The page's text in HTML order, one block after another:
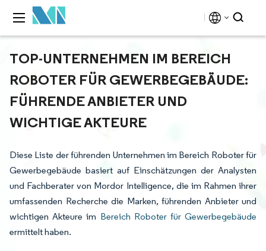
TOP-UNTERNEHMEN IM BEREICH
ROBOTER FÜR GEWERBEGEBÄUDE:
FÜHRENDE ANBIETER UND
WICHTIGE AKTEURE
Diese Liste der führenden Unternehmen im Bereich Roboter für
Gewerbegebäude basiert auf Einschätzungen der Analysten
und Fachberater von Mordor Intelligence, die im Rahmen ihrer
umfassenden Recherche die Marken, führenden Anbieter und
wichtigen Akteure im Bereich Roboter für Gewerbegebäude
ermittelt haben.